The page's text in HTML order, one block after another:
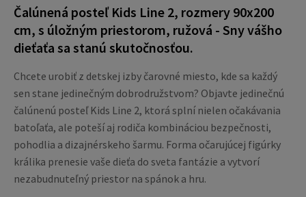
Čalúnená posteľ Kids Line 2, rozmery 90x200
cm, s úložným priestorom, ružová - Sny vášho
dieťaťa sa stanú skutočnosťou.
Chcete urobiť z detskej izby čarovné miesto, kde sa každý
sen stane jedinečným dobrodružstvom? Objavte jedinečnú
čalúnenú posteľ Kids Line 2, ktorá splní nielen očakávania
batoľaťa, ale poteší aj rodiča kombináciou bezpečnosti,
pohodlia a dizajnérskeho šarmu. Forma očarujúcej figúrky
králika prenesie vaše dieťa do sveta fantázie a vytvorí
nezabudnuteľný priestor na spánok a hru.